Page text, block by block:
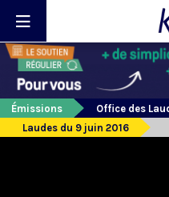
Émissions
Office des
Laudes du 9 juin 2016